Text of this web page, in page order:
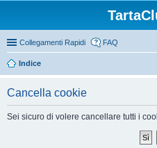
Collegamenti Rapidi FAQ
Indice
Cancella cookie
Sei sicuro di volere cancellare tutti i